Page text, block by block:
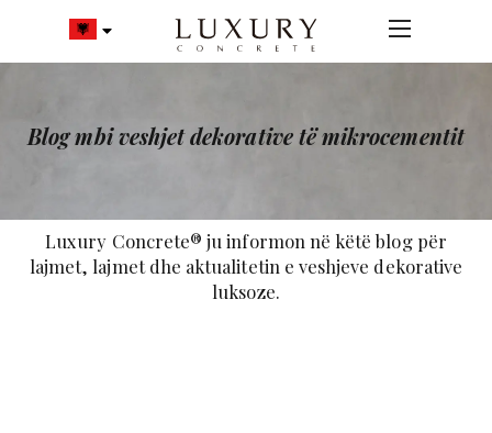
Blog mbi veshjet dekorative të mikrocementit
Luxury Concrete® ju informon në këtë blog për
lajmet, lajmet dhe aktualitetin e veshjeve dekorative
luksoze.